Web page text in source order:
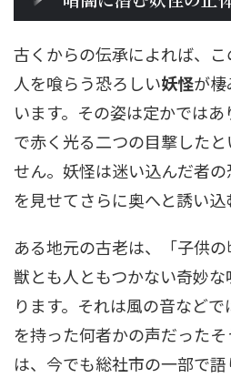
古くからの伝承によれば、こ
人を喰らう恐ろしい妖怪が
います。その姿は定かでは
で赤く光る二つの目撃した
せん。妖怪は迷い込んだ者
を見せてさらに奥へと誘い込
ある地元の古老は、「子供
獣とも人ともつかない奇妙
ります。それは風の音など
を持った何者かの声だった
は、今でも総社市の一部で語